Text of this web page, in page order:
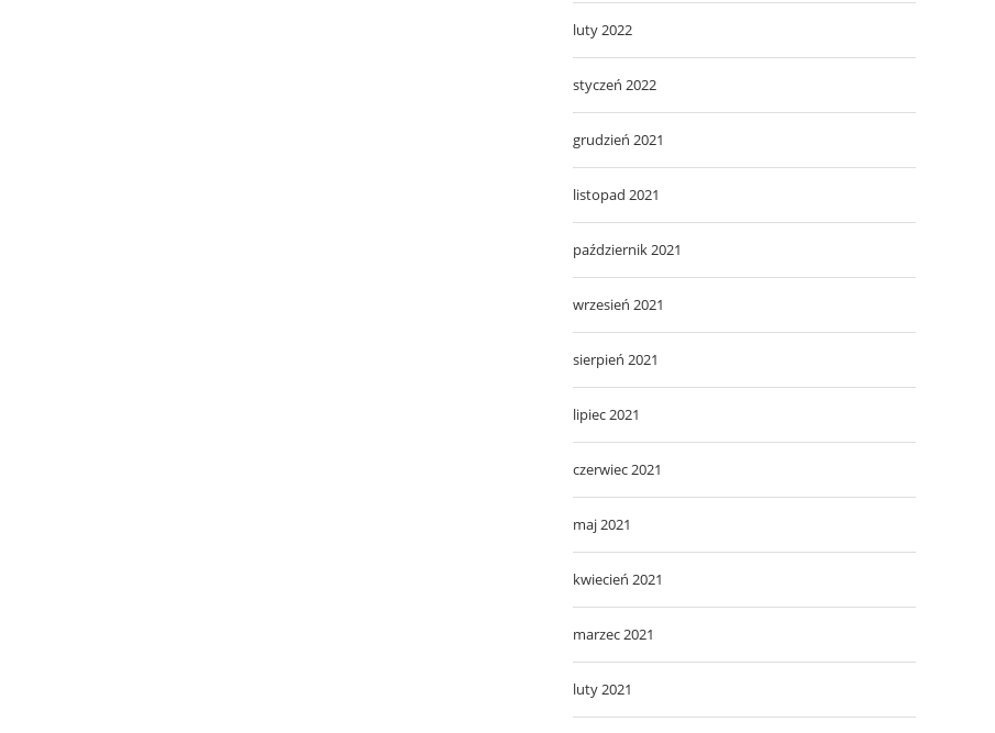
luty 2022
styczeń 2022
grudzień 2021
listopad 2021
październik 2021
wrzesień 2021
sierpień 2021
lipiec 2021
czerwiec 2021
maj 2021
kwiecień 2021
marzec 2021
luty 2021